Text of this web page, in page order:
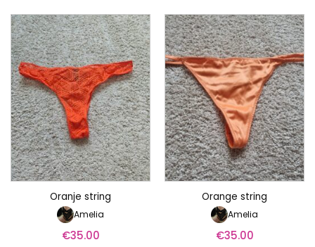
Oranje string
Amelia
€35.00
Orange string
Amelia
€35.00